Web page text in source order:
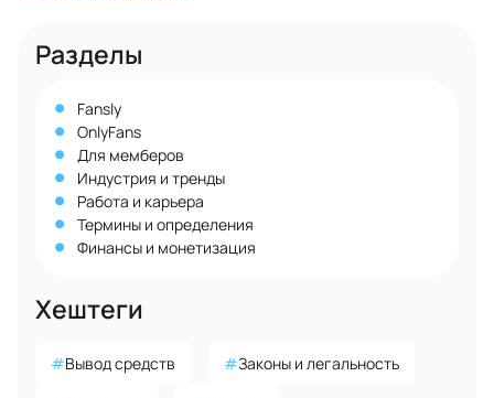
Разделы
Fansly
OnlyFans
Для мемберов
Индустрия и тренды
Работа и карьера
Термины и определения
Финансы и монетизация
Хештеги
#Вывод средств #Законы и легальность